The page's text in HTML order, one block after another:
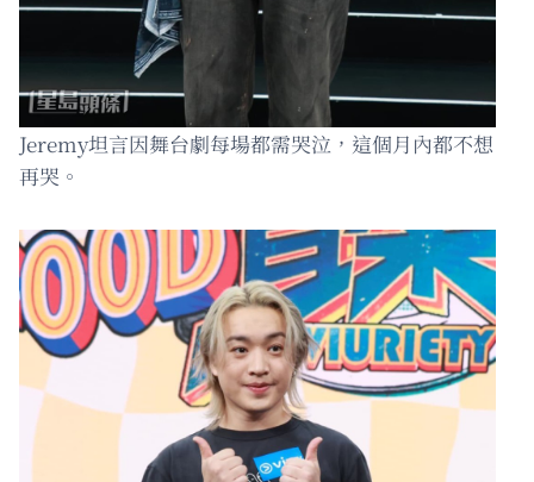
Jeremy坦言因舞台劇每場都需哭泣，這個月內都不想
再哭。